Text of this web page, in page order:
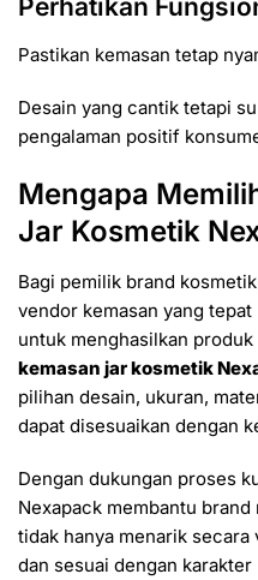
Perhatikan
Pastikan kemasan tetap
Desain yang cantik tetapi
pengalaman positif
Mengapa
Jar Kosmetik
Bagi pemilik brand
vendor kemasan yang
untuk menghasilkan
kemasan jar kosmetik
pilihan desain, ukuran,
dapat disesuaikan dengan
Dengan dukungan proses
Nexapack membantu
tidak hanya menarik
dan sesuai dengan